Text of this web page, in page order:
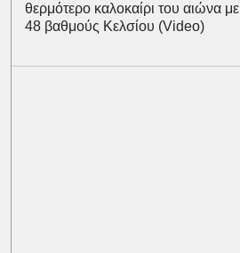
θερμότερο καλοκαίρι του αιώνα με
48 βαθμούς Κελσίου (Video)